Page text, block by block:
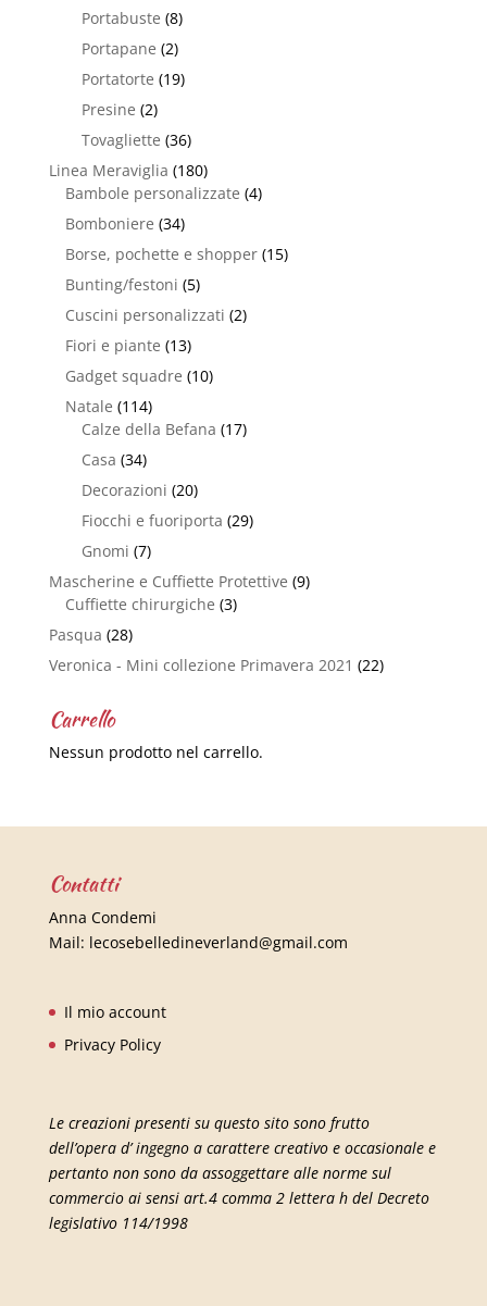
Portabuste (8)
Portapane (2)
Portatorte (19)
Presine (2)
Tovagliette (36)
Linea Meraviglia (180)
Bambole personalizzate (4)
Bomboniere (34)
Borse, pochette e shopper (15)
Bunting/festoni (5)
Cuscini personalizzati (2)
Fiori e piante (13)
Gadget squadre (10)
Natale (114)
Calze della Befana (17)
Casa (34)
Decorazioni (20)
Fiocchi e fuoriporta (29)
Gnomi (7)
Mascherine e Cuffiette Protettive (9)
Cuffiette chirurgiche (3)
Pasqua (28)
Veronica - Mini collezione Primavera 2021 (22)
Carrello
Nessun prodotto nel carrello.
Contatti
Anna Condemi
Mail: lecosebelledineverland@gmail.com
Il mio account
Privacy Policy
Le creazioni presenti su questo sito sono frutto
dell’opera d’ ingegno a carattere creativo e occasionale e
pertanto non sono da assoggettare alle norme sul
commercio ai sensi art.4 comma 2 lettera h del Decreto
legislativo 114/1998